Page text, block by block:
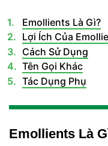
Emollients Là Gì?
Lợi Ích Của
Cách Sử Dụng
Tên Gọi Khác
Tác Dụng Phụ
Emollients Là